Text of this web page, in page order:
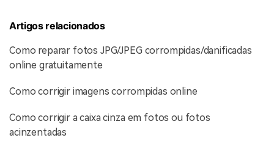
Artigos relacionados
Como reparar fotos JPG/JPEG corrompidas/danificadas
online gratuitamente
Como corrigir imagens corrompidas online
Como corrigir a caixa cinza em fotos ou fotos
acinzentadas